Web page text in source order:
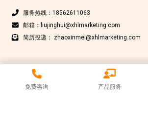
免费咨询 产品服务
服务热线：18562611063
邮箱：liujinghui@xhlmarketing.com
简历投递： zhaoxinmei@xhlmarketing.com